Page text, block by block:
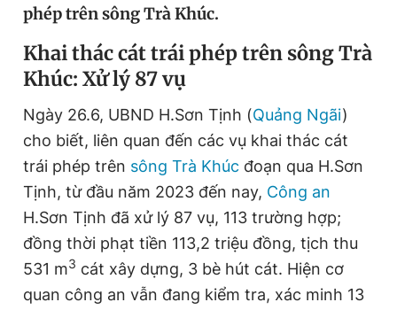
Sản phẩm khác
Tiện ích
Thông tin tòa soạn Liên hệ quảng cáo
Đọc Thanh Niên trên điện thoại
phép trên sông Trà Khúc.
Khai thác cát trái phép trên sông Trà
Khúc: Xử lý 87 vụ
Ngày 26.6, UBND H.Sơn Tịnh (Quảng Ngãi)
cho biết, liên quan đến các vụ khai thác cát
trái phép trên sông Trà Khúc đoạn qua H.Sơn
Tịnh, từ đầu năm 2023 đến nay, Công an
H.Sơn Tịnh đã xử lý 87 vụ, 113 trường hợp;
đồng thời phạt tiền 113,2 triệu đồng, tịch thu
531 m3 cát xây dựng, 3 bè hút cát. Hiện cơ
quan công an vẫn đang kiểm tra, xác minh 13